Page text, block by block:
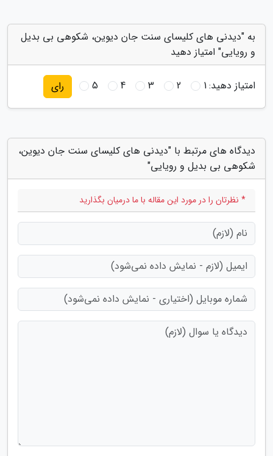
به "دیدنی های کلیسای سنت جان دیوین، شکوهی بی بدیل
و رویایی" امتیاز دهید
امتیاز دهید:1
2
3
4
5 رای
دیدگاه های مرتبط با "دیدنی های کلیسای سنت جان دیوین،
شکوهی بی بدیل و رویایی"
* نظرتان را در مورد این مقاله با ما درمیان بگذارید